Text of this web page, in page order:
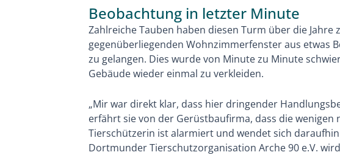
Beobachtung in letzter Minute
Zahlreiche Tauben haben diesen Turm über die
gegenüberliegenden Wohnzimmerfenster aus etwas
zu gelangen. Dies wurde von Minute zu Minute
Gebäude wieder einmal zu verkleiden.
„Mir war direkt klar, dass hier dringender
erfährt sie von der Gerüstbaufirma, dass die
Tierschützerin ist alarmiert und wendet sich
Dortmunder Tierschutzorganisation Arche 90 e.V.